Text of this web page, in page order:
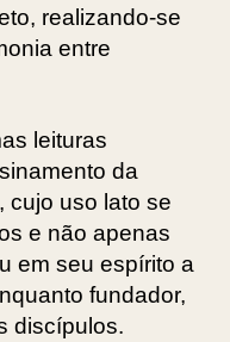
realizando-se
entre
leituras
da
cujo uso lato se
e não apenas
em seu espírito a
fundador,
discípulos.